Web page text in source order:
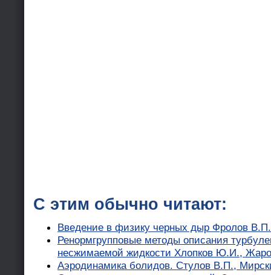
С этим обычно читают:
Введение в физику черных дыр Фролов В.П.
Ренормгрупповые методы описания
несжимаемой жидкости Хлопков Ю.И.,
Аэродинамика болидов. Стулов В.П.,